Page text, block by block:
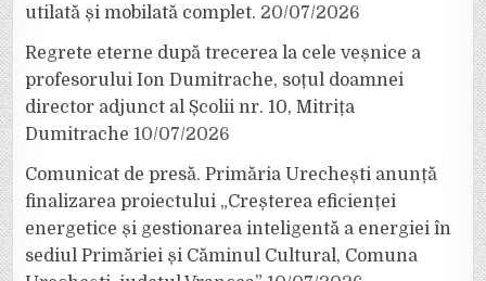
utilată și mobilată complet. 20/07/2026
Regrete eterne după trecerea la cele veșnice a
profesorului Ion Dumitrache, soțul doamnei
director adjunct al Școlii nr. 10, Mitrița
Dumitrache 10/07/2026
Comunicat de presă. Primăria Urechești anunță
finalizarea proiectului „Creșterea eficienței
energetice și gestionarea inteligentă a energiei în
sediul Primăriei și Căminul Cultural, Comuna